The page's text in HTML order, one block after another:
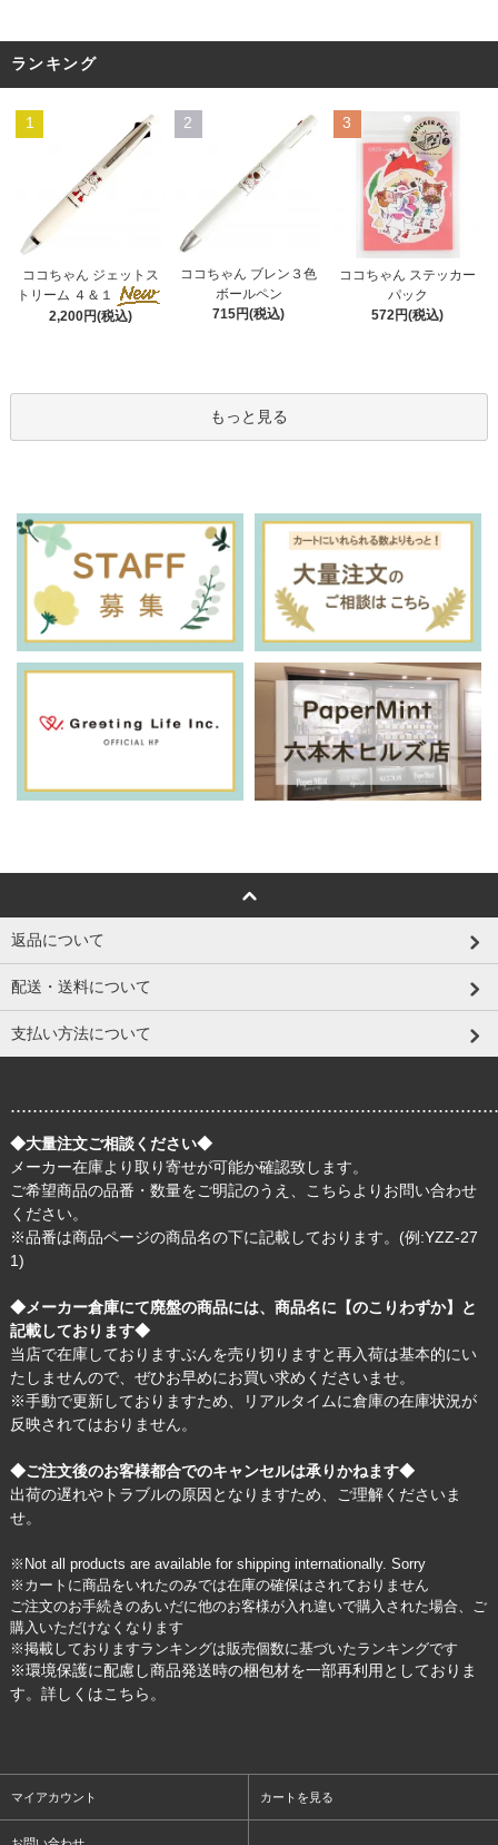
ランキング
1
ココちゃん ジェットス
トリーム ４＆１
2,200円(税込)
2
ココちゃん ブレン３色
ボールペン
715円(税込)
3
ココちゃん ステッカー
パック
572円(税込)
もっと見る
返品について
配送・送料について
支払い方法について
◆大量注文ご相談ください◆
メーカー在庫より取り寄せが可能か確認致します。
ご希望商品の品番・数量をご明記のうえ、
こちら よりお問い合わせ
ください。
※品番は商品ページの商品名の下に記載しております。(例:YZZ-27
1)
◆メーカー倉庫にて廃盤の商品には、商品名に【のこりわずか】と
記載しております◆
当店で在庫しておりますぶんを売り切りますと再入荷は基本的にい
たしませんので、ぜひお早めにお買い求めくださいませ。
※手動で更新しておりますため、リアルタイムに倉庫の在庫状況が
反映されてはおりません。
◆ご注文後のお客様都合でのキャンセルは承りかねます◆
出荷の遅れやトラブルの原因となりますため、ご理解くださいま
せ。
※Not all products are available for shipping internationally. Sorry
※カートに商品をいれたのみでは在庫の確保はされておりません
ご注文のお手続きのあいだに他のお客様が入れ違いで購入された場合、ご
購入いただけなくなります
※掲載しておりますランキングは販売個数に基づいたランキングです
※環境保護に配慮し商品発送時の梱包材を一部再利用としておりま
す。詳しくはこちら 。
マイアカウント カートを見る